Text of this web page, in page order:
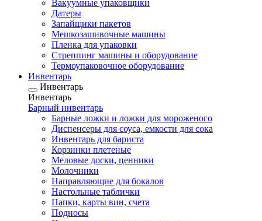
Вакуумные упаковщики
Датеры
Запайщики пакетов
Мешкозашивочные машины
Пленка для упаковки
Стреппинг машины и оборудование
Термоупаковочное оборудование
Инвентарь
Инвентарь
Инвентарь
Барный инвентарь
Барные ложки и ложки для мороженого
Диспенсеры для соуса, емкости для сока
Инвентарь для бариста
Корзинки плетеные
Меловые доски, ценники
Молочники
Направляющие для бокалов
Настольные таблички
Папки, карты вин, счета
Подносы